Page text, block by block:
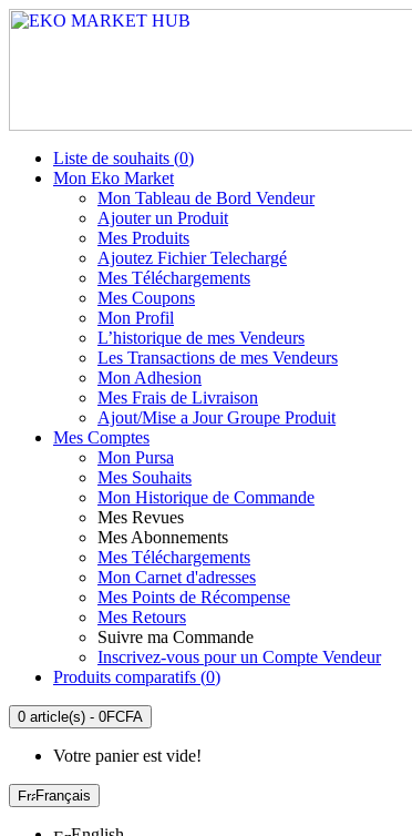
Liste de souhaits (0)
Mon Eko Market
Mon Tableau de Bord Vendeur
Ajouter un Produit
Mes Produits
Ajoutez Fichier Telechargé
Mes Téléchargements
Mes Coupons
Mon Profil
L’historique de mes Vendeurs
Les Transactions de mes Vendeurs
Mon Adhesion
Mes Frais de Livraison
Ajout/Mise a Jour Groupe Produit
Mes Comptes
Mon Pursa
Mes Souhaits
Mon Historique de Commande
Mes Revues
Mes Abonnements
Mes Téléchargements
Mon Carnet d'adresses
Mes Points de Récompense
Mes Retours
Suivre ma Commande
Inscrivez-vous pour un Compte Vendeur
Produits comparatifs (0)
0 article(s) - 0FCFA
Votre panier est vide!
Français